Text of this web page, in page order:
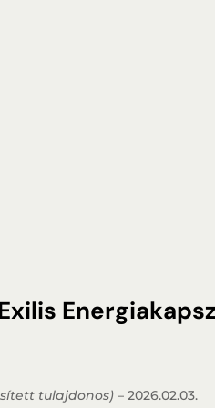
tulajdonos) – 2026.02.03.